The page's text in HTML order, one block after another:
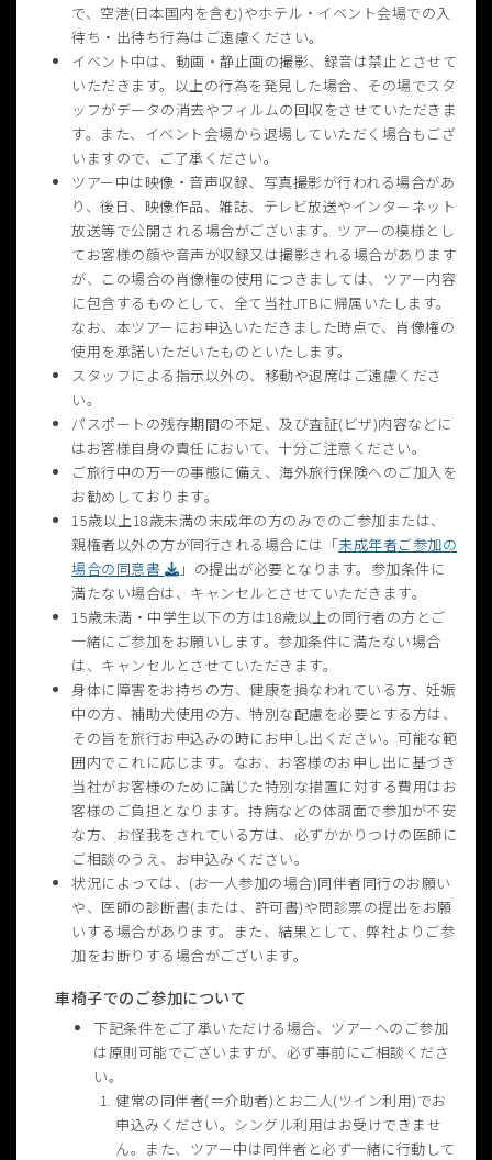
で、空港(日本国内を含む)やホテル・イベント会場での入
待ち・出待ち行為はご遠慮ください。
イベント中は、動画・静止画の撮影、録音は禁止とさせて
いただきます。以上の行為を発見した場合、その場でスタ
ッフがデータの消去やフィルムの回収をさせていただきま
す。また、イベント会場から退場していただく場合もござ
いますので、ご了承ください。
ツアー中は映像・音声収録、写真撮影が行われる場合があ
り、後日、映像作品、雑誌、テレビ放送やインターネット
放送等で公開される場合がございます。ツアーの模様とし
てお客様の顔や音声が収録又は撮影される場合があります
が、この場合の肖像権の使用につきましては、ツアー内容
に包含するものとして、全て当社JTBに帰属いたします。
なお、本ツアーにお申込いただきました時点で、肖像権の
使用を承諾いただいたものといたします。
スタッフによる指示以外の、移動や退席はご遠慮くださ
い。
パスポートの残存期間の不足、及び査証(ビザ)内容などに
はお客様自身の責任において、十分ご注意ください。
ご旅行中の万一の事態に備え、海外旅行保険へのご加入を
お勧めしております。
15歳以上18歳未満の未成年の方のみでのご参加または、
親権者以外の方が同行される場合には「未成年者ご参加の
場合の同意書
」の提出が必要となります。参加条件に
満たない場合は、キャンセルとさせていただきます。
15歳未満・中学生以下の方は18歳以上の同行者の方とご
一緒にご参加をお願いします。参加条件に満たない場合
は、キャンセルとさせていただきます。
身体に障害をお持ちの方、健康を損なわれている方、妊娠
中の方、補助犬使用の方、特別な配慮を必要とする方は、
その旨を旅行お申込みの時にお申し出ください。可能な範
囲内でこれに応じます。なお、お客様のお申し出に基づき
当社がお客様のために講じた特別な措置に対する費用はお
客様のご負担となります。持病などの体調面で参加が不安
な方、お怪我をされている方は、必ずかかりつけの医師に
ご相談のうえ、お申込みください。
状況によっては、(お一人参加の場合)同伴者同行のお願い
や、医師の診断書(または、許可書)や問診票の提出をお願
いする場合があります。また、結果として、弊社よりご参
加をお断りする場合がございます。
車椅子でのご参加について
下記条件をご了承いただける場合、ツアーへのご参加
は原則可能でございますが、必ず事前にご相談くださ
い。
健常の同伴者(＝介助者)とお二人(ツイン利用)でお
申込みください。シングル利用はお受けできませ
ん。また、ツアー中は同伴者と必ず一緒に行動して